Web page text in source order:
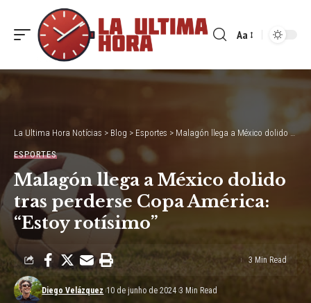
Font
Aa
La Ultima Hora Notícias > Blog > Esportes > Malagón llega a México dolido tras perderse Copa América: “Estoy rotísimo”
ESPORTES
Malagón llega a México dolido
tras perderse Copa América:
“Estoy rotísimo”
Diego Velázquez 10 de junho de 2024 3 Min Read
3 Min Read